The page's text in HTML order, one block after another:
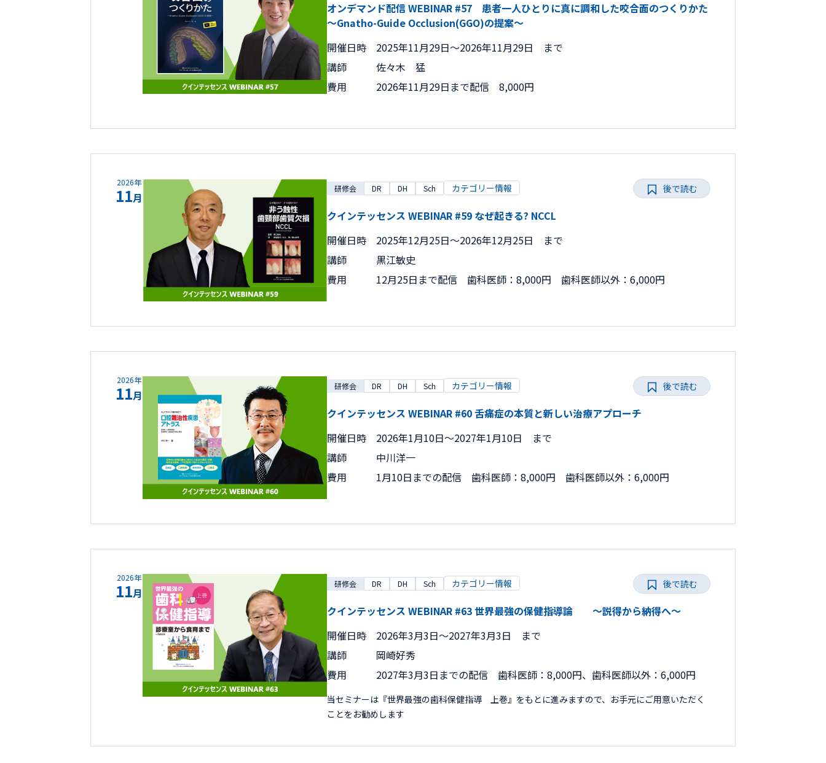
オンデマンド配信 WEBINAR #57 患者一人ひとりに真に調和した咬合面のつくりかた
～Gnatho-Guide Occlusion(GGO)の提案～
開催日時
2025年11月29日〜2026年11月29日 まで
講師
佐々木 猛
費用
2026年11月29日まで配信 8,000円
2026年
11月
研修会 DR DH Sch カテゴリー情報
クインテッセンス WEBINAR #59 なぜ起きる? NCCL
開催日時
2025年12月25日〜2026年12月25日 まで
講師
黒江敏史
費用
12月25日まで配信 歯科医師：8,000円 歯科医師以外：6,000円
後で読む
2026年
11月
研修会 DR DH Sch カテゴリー情報
クインテッセンス WEBINAR #60 舌痛症の本質と新しい治療アプローチ
開催日時
2026年1月10日〜2027年1月10日 まで
講師
中川洋一
費用
1月10日までの配信 歯科医師：8,000円 歯科医師以外：6,000円
後で読む
2026年
11月
研修会 DR DH Sch カテゴリー情報
クインテッセンス WEBINAR #63 世界最強の保健指導論 ～説得から納得へ～
開催日時
2026年3月3日〜2027年3月3日 まで
講師
岡崎好秀
費用
2027年3月3日までの配信 歯科医師：8,000円、歯科医師以外：6,000円
当セミナーは『世界最強の歯科保健指導 上巻』をもとに進みますので、お手元にご用意いただく
ことをお勧めします
後で読む